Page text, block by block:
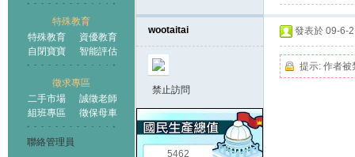
特殊教育
特殊教育
資優教育
自閉寶寶
智能評估
徵求專區
二手市場
誠徵老師
組班專區
徵保母車
聯絡管理員
wootaitai
禁止訪問
5462
發表於 09-6-
提示: 作者被